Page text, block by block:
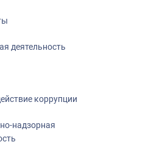
деятельность
коррупции
надзорная